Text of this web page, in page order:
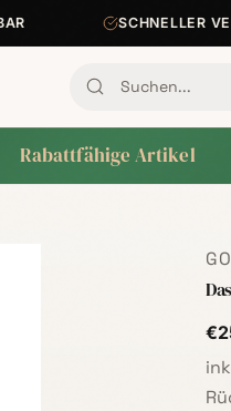
SCHNELLER
Rabattfähige Artikel